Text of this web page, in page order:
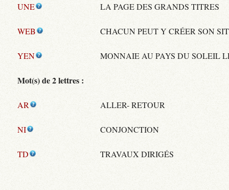
UNE LA PAGE DES GRANDS TITRES
WEB CHACUN PEUT Y CRÉER SON
YEN MONNAIE AU PAYS DU SOLEIL
Mot(s) de 2 lettres :
AR ALLER- RETOUR
NI CONJONCTION
TD TRAVAUX DIRIGÉS